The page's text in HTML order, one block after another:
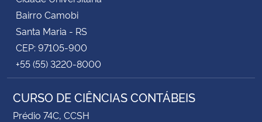
Bairro Camobi
Santa Maria - RS
CEP: 97105-900
+55 (55) 3220-8000
CURSO DE CIÊNCIAS CONTÁBEIS
Prédio 74C, CCSH